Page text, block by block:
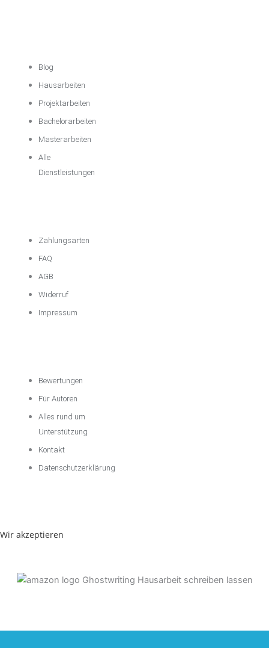
Blog
Hausarbeiten
Projektarbeiten
Bachelorarbeiten
Masterarbeiten
Alle
Dienstleistungen
Zahlungsarten
FAQ
AGB
Widerruf
Impressum
Bewertungen
Für Autoren
Alles rund um
Unterstützung
Kontakt
Datenschutzerklärung
Wir akzeptieren